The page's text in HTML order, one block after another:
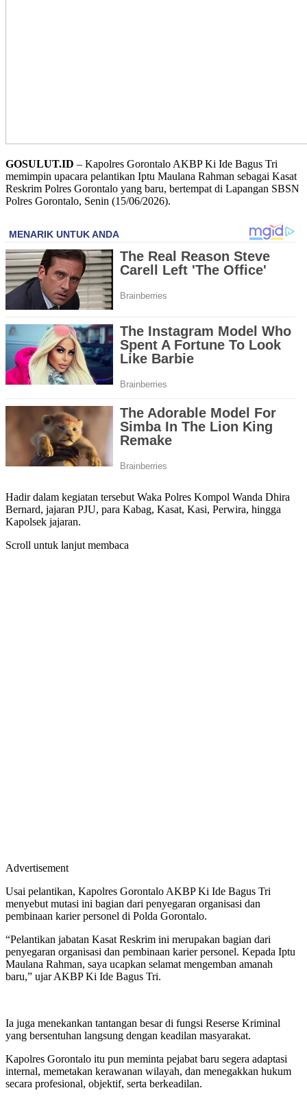
GOSULUT.ID – Kapolres Gorontalo AKBP Ki Ide Bagus Tri
memimpin upacara pelantikan Iptu Maulana Rahman sebagai Kasat
Reskrim Polres Gorontalo yang baru, bertempat di Lapangan SBSN
Polres Gorontalo, Senin (15/06/2026).
Hadir dalam kegiatan tersebut Waka Polres Kompol Wanda Dhira
Bernard, jajaran PJU, para Kabag, Kasat, Kasi, Perwira, hingga
Kapolsek jajaran.
Scroll untuk lanjut membaca
Advertisement
Usai pelantikan, Kapolres Gorontalo AKBP Ki Ide Bagus Tri
menyebut mutasi ini bagian dari penyegaran organisasi dan
pembinaan karier personel di Polda Gorontalo.
“Pelantikan jabatan Kasat Reskrim ini merupakan bagian dari
penyegaran organisasi dan pembinaan karier personel. Kepada Iptu
Maulana Rahman, saya ucapkan selamat mengemban amanah
baru,” ujar AKBP Ki Ide Bagus Tri.
Ia juga menekankan tantangan besar di fungsi Reserse Kriminal
yang bersentuhan langsung dengan keadilan masyarakat.
Kapolres Gorontalo itu pun meminta pejabat baru segera adaptasi
internal, memetakan kerawanan wilayah, dan menegakkan hukum
secara profesional, objektif, serta berkeadilan.